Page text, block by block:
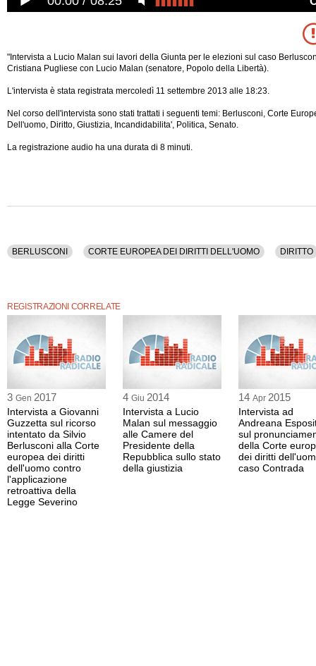
"Intervista a Lucio Malan sui lavori della Giunta per le elezioni sul caso
Cristiana Pugliese con Lucio Malan (senatore, Popolo della Libertà).
L'intervista è stata registrata mercoledì 11 settembre 2013 alle 18:23.
Nel corso dell'intervista sono stati trattati i seguenti temi: Berlusconi, Corte
Dell'uomo, Diritto, Giustizia, Incandidabilita', Politica, Senato.
La registrazione audio ha una durata di 8 minuti.
BERLUSCONI CORTE EUROPEA DEI DIRITTI DELL'UOMO DIRITTO
REGISTRAZIONI CORRELATE
3 Gen 2017
Intervista a Giovanni
Guzzetta sul ricorso
intentato da Silvio
Berlusconi alla Corte
europea dei diritti
dell'uomo contro
l'applicazione
retroattiva della
Legge Severino
4 Giu 2014
Intervista a Lucio
Malan sul messaggio
alle Camere del
Presidente della
Repubblica sullo stato
della giustizia
14 Apr 2015
Intervista ad
Andreana
sul
della Corte
dei diritti
caso Contrada